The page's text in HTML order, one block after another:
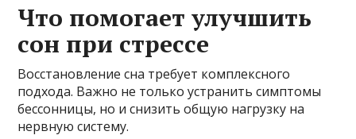
Что помогает улучшить
сон при стрессе
Восстановление сна требует комплексного
подхода. Важно не только устранить симптомы
бессонницы, но и снизить общую нагрузку на
нервную систему.